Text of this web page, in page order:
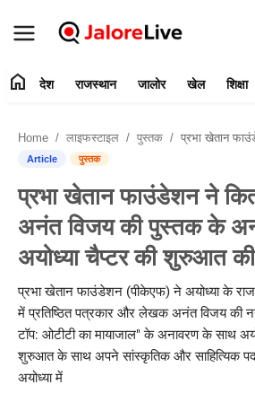
संपर्क करें
देश
राजस्थान
जालोर
खेल
शिक्षा
home देश राजस्थान जालोर खेल शिक्षा
Home लाइफस्टाइल पुस्तक प्रभा खेतान फाउंडेशन ने किताब कार्यक्रम
Article पुस्तक
प्रभा खेतान फाउंडेशन ने
अनंत विजय की पुस्तक के
अयोध्या चैप्टर की शुरुआत की
प्रभा खेतान फाउंडेशन (पीकेएफ) ने अयोध्या के
में प्रतिष्ठित पत्रकार और लेखक अनंत विजय की
टॉप: ओटीटी का मायाजाल" के अनावरण के साथ
शुरुआत के साथ अपने सांस्कृतिक और साहित्यिक
अयोध्या में